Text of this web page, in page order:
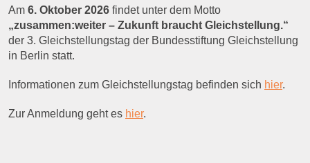
Am 6. Oktober 2026 findet unter dem Motto
„zusammen:weiter – Zukunft braucht Gleichstellung.“
der 3. Gleichstellungstag der Bundesstiftung Gleichstellung
in Berlin statt.
Informationen zum Gleichstellungstag befinden sich hier.
Zur Anmeldung geht es hier.